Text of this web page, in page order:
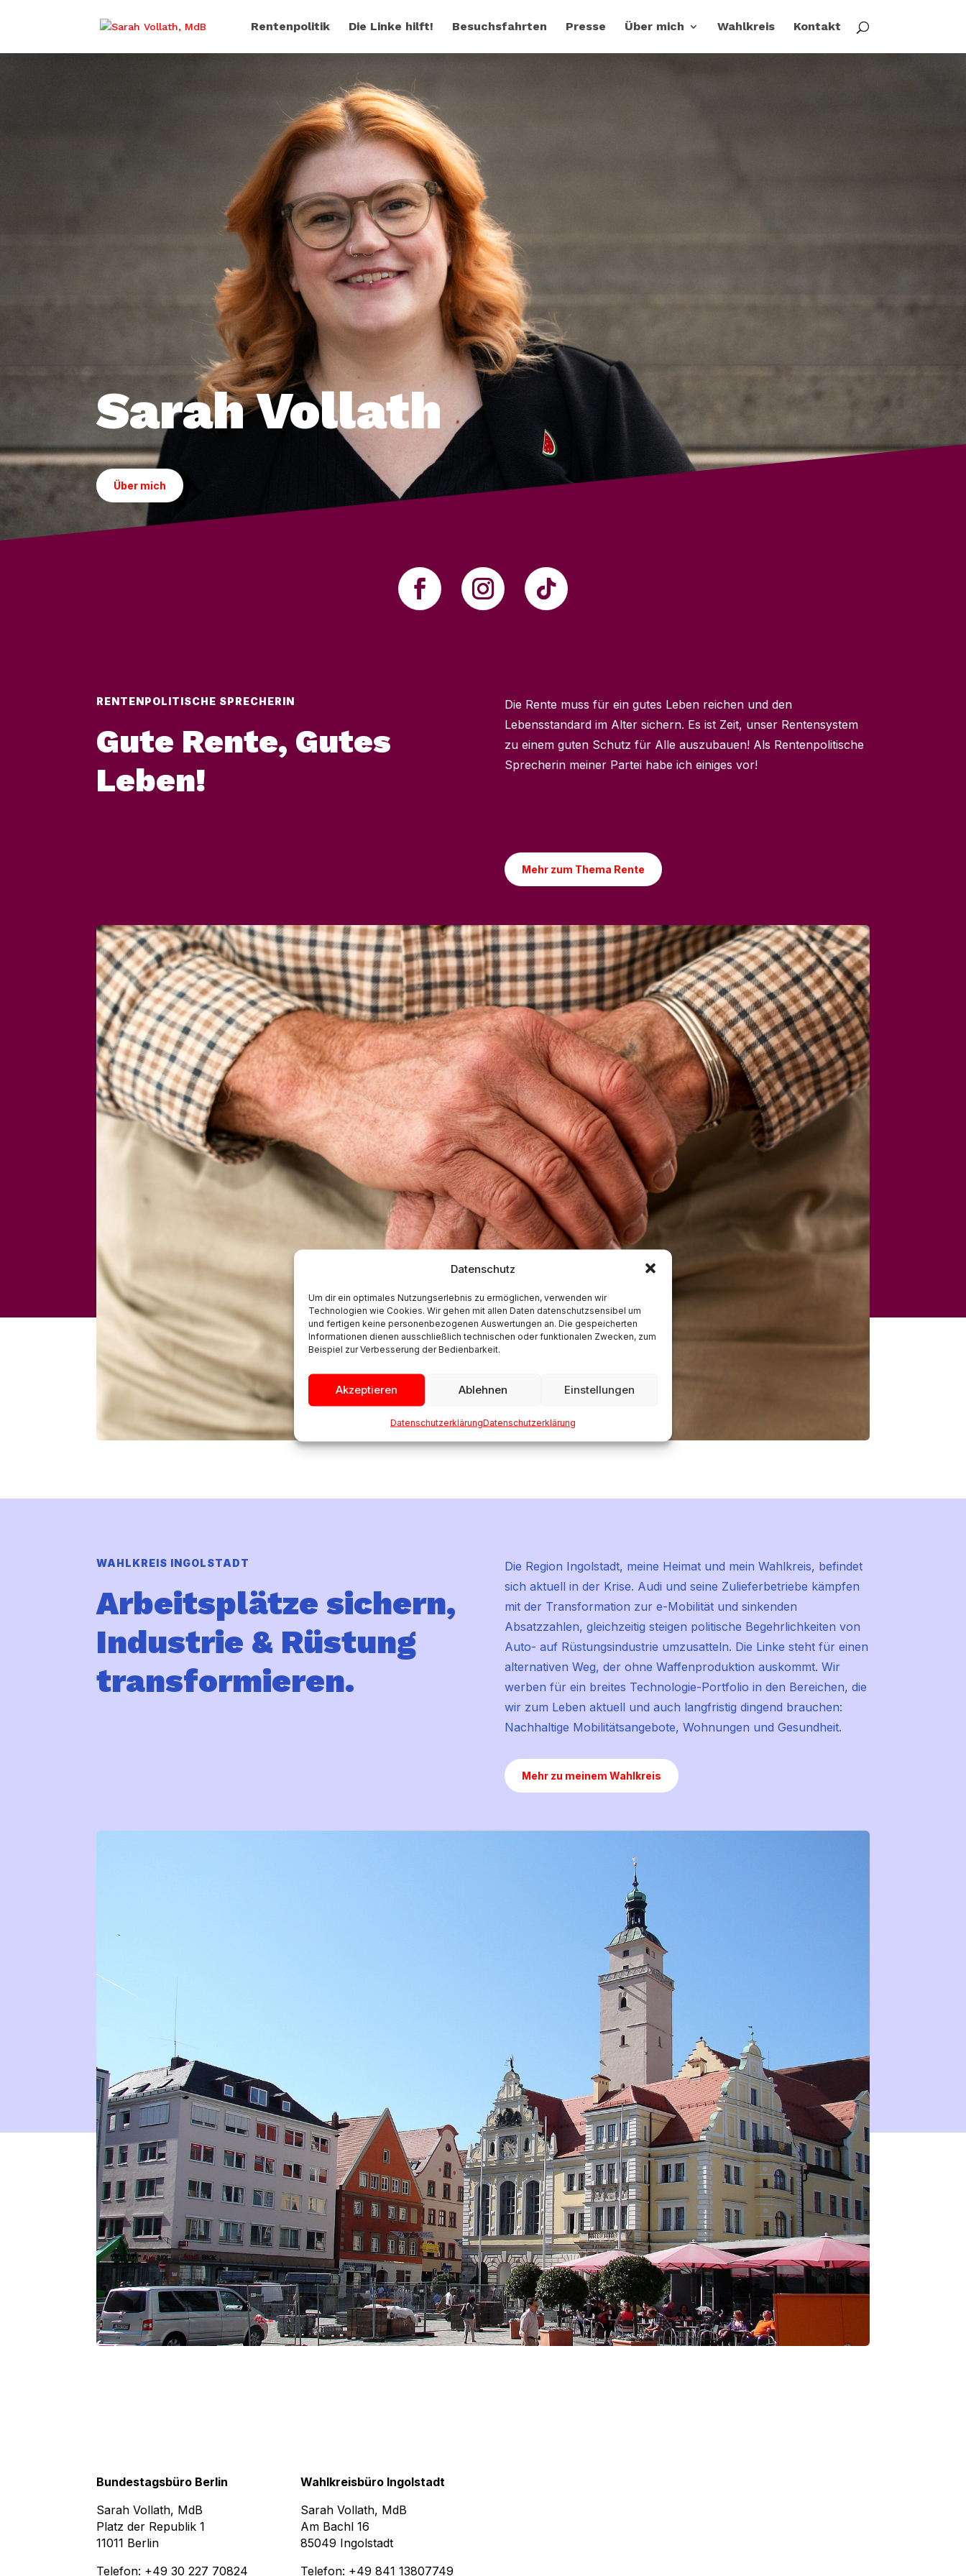
Datenschutz
Um dir ein optimales Nutzungserlebnis zu ermöglichen, verwenden wir
Technologien wie Cookies. Wir gehen mit allen Daten datenschutzsensibel um
und fertigen keine personenbezogenen Auswertungen an. Die gespeicherten
Informationen dienen ausschließlich technischen oder funktionalen Zwecken, zum
Beispiel zur Verbesserung der Bedienbarkeit.
Akzeptieren Ablehnen Einstellungen
DatenschutzerklärungDatenschutzerklärung
Rentenpolitik Die Linke hilft! Besuchsfahrten Presse Über mich Wahlkreis Kontakt
Sarah Vollath
Über mich
RENTENPOLITISCHE SPRECHERIN
Gute Rente, Gutes
Leben!
Die Rente muss für ein gutes Leben reichen und den
Lebensstandard im Alter sichern. Es ist Zeit, unser Rentensystem
zu einem guten Schutz für Alle auszubauen! Als Rentenpolitische
Sprecherin meiner Partei habe ich einiges vor!
Mehr zum Thema Rente
WAHLKREIS INGOLSTADT
Arbeitsplätze sichern,
Industrie & Rüstung
transformieren.
Die Region Ingolstadt, meine Heimat und mein Wahlkreis, befindet
sich aktuell in der Krise. Audi und seine Zulieferbetriebe kämpfen
mit der Transformation zur e-Mobilität und sinkenden
Absatzzahlen, gleichzeitig steigen politische Begehrlichkeiten von
Auto- auf Rüstungsindustrie umzusatteln. Die Linke steht für einen
alternativen Weg, der ohne Waffenproduktion auskommt. Wir
werben für ein breites Technologie-Portfolio in den Bereichen, die
wir zum Leben aktuell und auch langfristig dingend brauchen:
Nachhaltige Mobilitätsangebote, Wohnungen und Gesundheit.
Mehr zu meinem Wahlkreis
Bundestagsbüro Berlin
Sarah Vollath, MdB
Platz der Republik 1
11011 Berlin
Telefon: +49 30 227 70824
Wahlkreisbüro Ingolstadt
Sarah Vollath, MdB
Am Bachl 16
85049 Ingolstadt
Telefon: +49 841 13807749